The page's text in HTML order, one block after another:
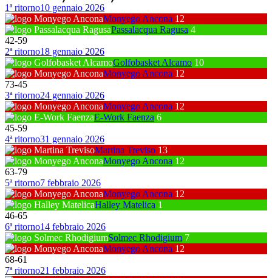
1ª ritorno10 gennaio 2026
Monyego Ancona 12
Passalacqua Ragusa 4
42-59
2ª ritorno18 gennaio 2026
Golfobasket Alcamo 10
Monyego Ancona 12
73-45
3ª ritorno24 gennaio 2026
Monyego Ancona 12
E-Work Faenza 6
45-59
4ª ritorno31 gennaio 2026
Martina Treviso 13
Monyego Ancona 12
63-79
5ª ritorno7 febbraio 2026
Monyego Ancona 12
Halley Matelica 1
46-65
6ª ritorno14 febbraio 2026
Solmec Rhodigium 7
Monyego Ancona 12
68-61
7ª ritorno21 febbraio 2026